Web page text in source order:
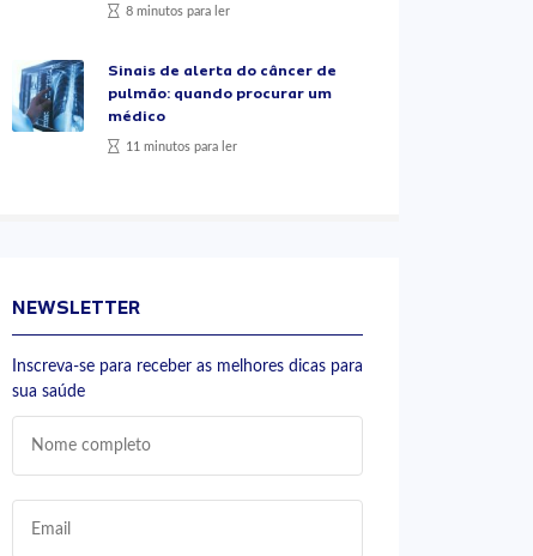
8 minutos para ler
Sinais de alerta do câncer de
pulmão: quando procurar um
médico
11 minutos para ler
NEWSLETTER
Inscreva-se para receber as melhores dicas para
sua saúde